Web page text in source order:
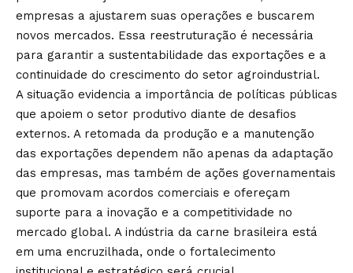
empresas a ajustarem suas operações e buscarem
novos mercados. Essa reestruturação é necessária
para garantir a sustentabilidade das exportações e a
continuidade do crescimento do setor agroindustrial.
A situação evidencia a importância de políticas públicas
que apoiem o setor produtivo diante de desafios
externos. A retomada da produção e a manutenção
das exportações dependem não apenas da adaptação
das empresas, mas também de ações governamentais
que promovam acordos comerciais e ofereçam
suporte para a inovação e a competitividade no
mercado global. A indústria da carne brasileira está
em uma encruzilhada, onde o fortalecimento